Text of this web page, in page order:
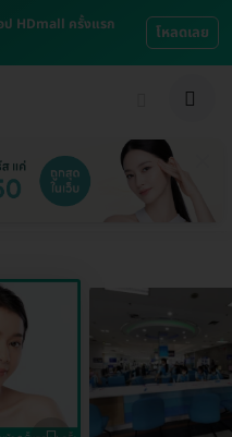
ป HDmall ครั้งแรก
โหลดเลย